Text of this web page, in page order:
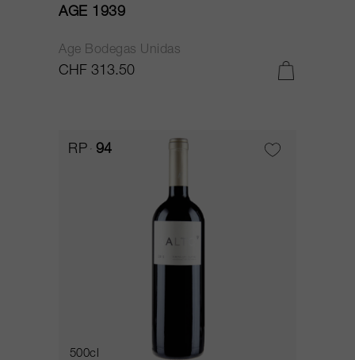
AGE 1939
Age Bodegas Unidas
CHF 313.50
RP 94
500cl